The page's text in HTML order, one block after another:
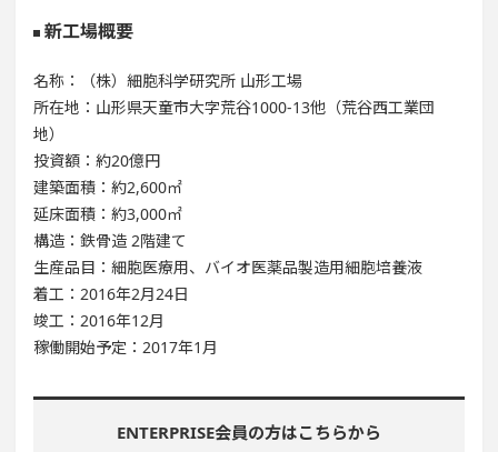
新工場概要
名称：（株）細胞科学研究所 山形工場
所在地：山形県天童市大字荒谷1000-13他（荒谷西工業団
地）
投資額：約20億円
建築面積：約2,600㎡
延床面積：約3,000㎡
構造：鉄骨造 2階建て
生産品目：細胞医療用、バイオ医薬品製造用細胞培養液
着工：2016年2月24日
竣工：2016年12月
稼働開始予定：2017年1月
ENTERPRISE会員の方はこちらから